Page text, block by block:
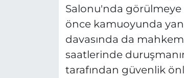
Salonu'nda görülmeye
önce kamuoyunda
davasında da
saatlerinde
tarafından güvenlik